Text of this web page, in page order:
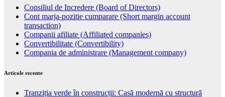
Consiliul de Incredere (Board of Directors)
Cont marja-pozitie cumparare (Short margin account
transaction)
Companii afiliate (Affiliated companies)
Convertibilitate (Convertibility)
Compania de administrare (Management company)
Articole recente
Tranziția verde în construcții: Casă modernă cu structură